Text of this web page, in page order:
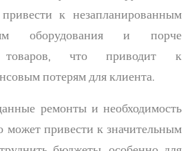
к незапланированным
оборудования и порче
товаров, что приводит к
потерям для клиента.
ремонты и необходимость
может привести к значительным